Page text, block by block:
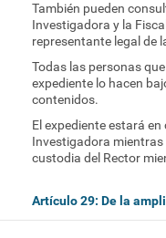
También pueden
Investigadora y la
representante legal de
Todas las personas
expediente lo hacen
contenidos.
El expediente estará
Investigadora mientras
custodia del Rector
Artículo 29: De la